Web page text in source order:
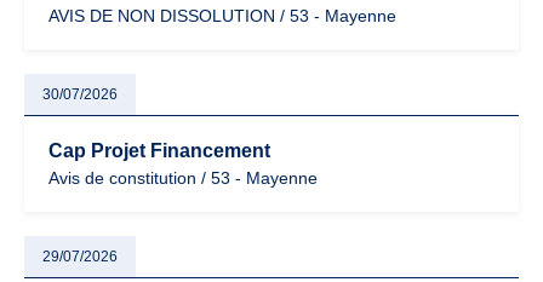
AVIS DE NON DISSOLUTION / 53 - Mayenne
30/07/2026
Cap Projet Financement
Avis de constitution / 53 - Mayenne
29/07/2026